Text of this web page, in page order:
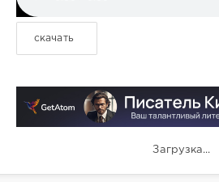
скачать
Загрузка...